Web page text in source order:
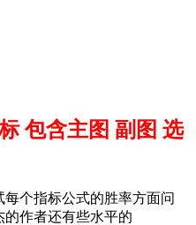
包含主图 副图 选
个指标公式的胜率方面问
作者还有些水平的